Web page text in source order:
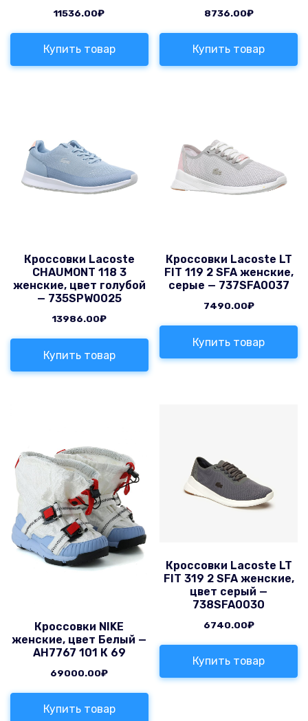
11536.00₽
Купить товар
8736.00₽
Купить товар
Кроссовки Lacoste
CHAUMONT 118 3
женские, цвет голубой
— 735SPW0025
13986.00₽
Купить товар
Кроссовки Lacoste LT
FIT 119 2 SFA женские,
серые — 737SFA0037
7490.00₽
Купить товар
Кроссовки NIKE
женские, цвет Белый —
AH7767 101 К 69
69000.00₽
Купить товар
Кроссовки Lacoste LT
FIT 319 2 SFA женские,
цвет серый —
738SFA0030
6740.00₽
Купить товар